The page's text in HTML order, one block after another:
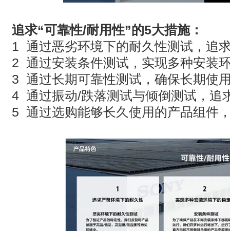
追求“可靠性/耐用性”的5大措施：
1 通过恶劣环境下的耐久性测试，追
2 通过安装条件测试，实现多种安装
3 通过长期可靠性测试，确保长期使
4 通过振动/跌落测试与倾倒测试，追
5 通过选购能够长久使用的产品组件